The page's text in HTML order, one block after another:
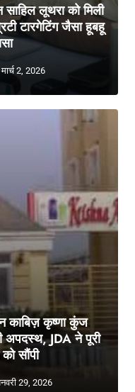
लूथरा को मिली
टारगेटिंग जैसा हूबहू
मार्च 2, 2026
काबिज़ कृष्णा कुंज
अपदस्थ, JDA ने पूरी
सौंपी
29, 2026